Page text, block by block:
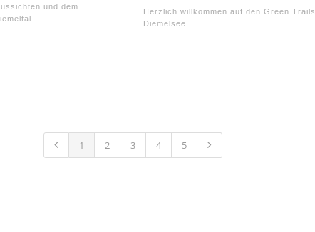
und dem
Herzlich willkommen auf den Green Trails
Diemelsee.
1 2 3 4 5